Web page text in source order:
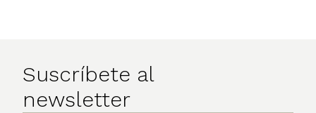
Suscríbete al
newsletter